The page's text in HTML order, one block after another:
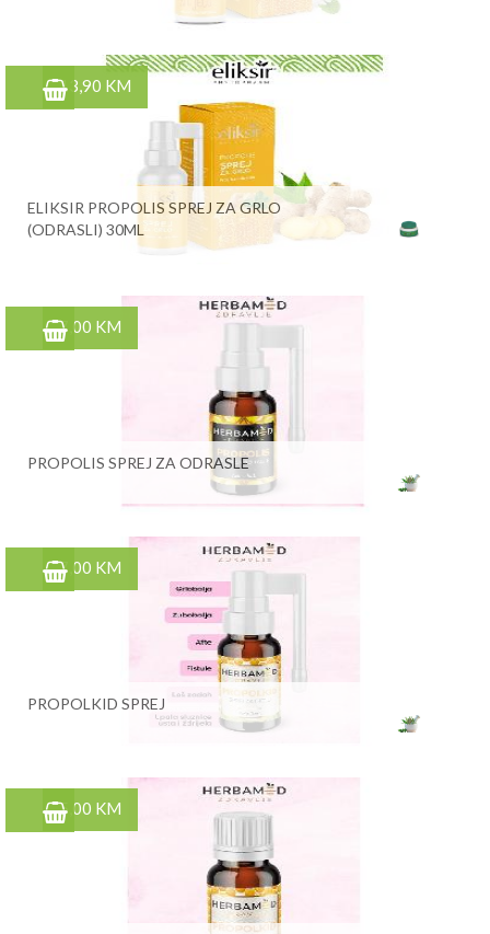
13,90 KM
ELIKSIR PROPOLIS SPREJ ZA GRLO
(ODRASLI) 30ML
7,00 KM
PROPOLIS SPREJ ZA ODRASLE
7,00 KM
PROPOLKID SPREJ
5,00 KM